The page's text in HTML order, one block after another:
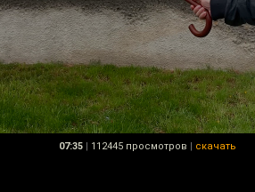
07:35 | 112445 просмотров | скачать